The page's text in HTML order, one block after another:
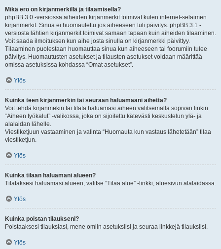
Mikä ero on kirjanmerkillä ja tilaamisella?
phpBB 3.0 -versiossa aiheiden kirjanmerkit toimivat kuten internet-selaimen
kirjanmerkit. Sinua ei huomautettu jos aiheeseen tuli päivitys. phpBB 3.1 -
versiosta lähtien kirjanmerkit toimivat samaan tapaan kuin aiheiden tilaaminen.
Voit saada ilmoituksen kun aihe josta sinulla on kirjanmerkki päivittyy.
Tilaaminen puolestaan huomauttaa sinua kun aiheeseen tai foorumiin tulee
päivitys. Huomautusten asetukset ja tilausten asetukset voidaan määrittää
omissa asetuksissa kohdassa “Omat asetukset”.
Ylös
Kuinka teen kirjanmerkin tai seuraan haluamaani aihetta?
Voit tehdä kirjanmekin tai tilata haluamasi aiheen valitsemalla sopivan linkin
“Aiheen työkalut” -valikossa, joka on sijoitettu kätevästi keskustelun ylä- ja
alalaidan lähelle.
Viestiketjuun vastaaminen ja valinta “Huomauta kun vastaus lähetetään” tilaa
viestiketjun.
Ylös
Kuinka tilaan haluamani alueen?
Tilataksesi haluamasi alueen, valitse “Tilaa alue” -linkki, aluesivun alalaidassa.
Ylös
Kuinka poistan tilaukseni?
Poistaaksesi tilauksiasi, mene omiin asetuksiisi ja seuraa linkkejä tilauksiisi.
Ylös